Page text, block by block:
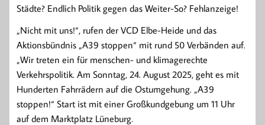
Städte? Endlich Politik gegen das Weiter-So? Fehlanzeige!
„Nicht mit uns!“, rufen der VCD Elbe-Heide und das
Aktionsbündnis „A39 stoppen“ mit rund 50 Verbänden auf.
„Wir treten ein für menschen- und klimagerechte
Verkehrspolitik. Am Sonntag, 24. August 2025, geht es mit
Hunderten Fahrrädern auf die Ostumgehung. „A39
stoppen!“ Start ist mit einer Großkundgebung um 11 Uhr
auf dem Marktplatz Lüneburg.